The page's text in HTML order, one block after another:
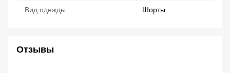
Вид одежды Шорты
Отзывы